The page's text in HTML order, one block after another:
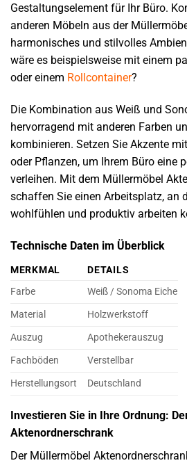
Gestaltungselement für Ihr Büro.
anderen Möbeln aus der
harmonisches und stilvolles
wäre es beispielsweise mit einem
oder einem Rollcontainer?
Die Kombination aus Weiß und
hervorragend mit anderen Farben
kombinieren. Setzen Sie Akzente
oder Pflanzen, um Ihrem Büro eine
verleihen. Mit dem Müllermöbel
schaffen Sie einen Arbeitsplatz, an
wohlfühlen und produktiv arbeiten
Technische Daten im Überblick
MERKMAL
DETAILS
Farbe
Weiß / Sonoma Eiche
Material
Holzwerkstoff
Auszug
Apothekerauszug
Fachböden
Verstellbar
Herstellungsort
Deutschland
Investieren Sie in Ihre Ordnung:
Aktenordnerschrank
Der Müllermöbel